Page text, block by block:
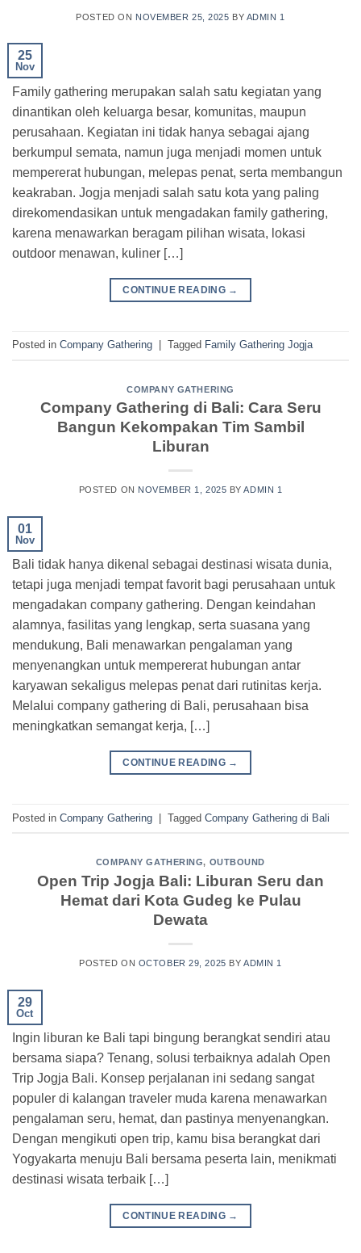
POSTED ON NOVEMBER 25, 2025 BY ADMIN 1
25
Nov
Family gathering merupakan salah satu kegiatan yang
dinantikan oleh keluarga besar, komunitas, maupun
perusahaan. Kegiatan ini tidak hanya sebagai ajang
berkumpul semata, namun juga menjadi momen untuk
mempererat hubungan, melepas penat, serta membangun
keakraban. Jogja menjadi salah satu kota yang paling
direkomendasikan untuk mengadakan family gathering,
karena menawarkan beragam pilihan wisata, lokasi
outdoor menawan, kuliner […]
CONTINUE READING →
Posted in Company Gathering Tagged Family Gathering Jogja
COMPANY GATHERING
Company Gathering di Bali: Cara Seru
Bangun Kekompakan Tim Sambil
Liburan
POSTED ON NOVEMBER 1, 2025 BYADMIN 1
01
Nov
Bali tidak hanya dikenal sebagai destinasi wisata dunia,
tetapi juga menjadi tempat favorit bagi perusahaan untuk
mengadakan company gathering. Dengan keindahan
alamnya, fasilitas yang lengkap, serta suasana yang
mendukung, Bali menawarkan pengalaman yang
menyenangkan untuk mempererat hubungan antar
karyawan sekaligus melepas penat dari rutinitas kerja.
Melalui company gathering di Bali, perusahaan bisa
meningkatkan semangat kerja, […]
CONTINUE READING →
Posted in Company Gathering | Tagged Company Gathering di Bali
COMPANY GATHERING, OUTBOUND
Open Trip Jogja Bali: Liburan Seru dan
Hemat dari Kota Gudeg ke Pulau
Dewata
POSTED ON OCTOBER 29, 2025 BY ADMIN 1
29
Oct
Ingin liburan ke Bali tapi bingung berangkat sendiri atau
bersama siapa? Tenang, solusi terbaiknya adalah Open
Trip Jogja Bali. Konsep perjalanan ini sedang sangat
populer di kalangan traveler muda karena menawarkan
pengalaman seru, hemat, dan pastinya menyenangkan.
Dengan mengikuti open trip, kamu bisa berangkat dari
Yogyakarta menuju Bali bersama peserta lain, menikmati
destinasi wisata terbaik […]
CONTINUE READING →